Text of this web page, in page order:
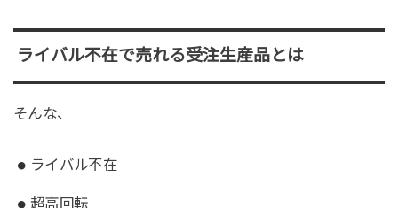
ライバル不在で売れる受注生産品とは
そんな、
ライバル不在
超高回転